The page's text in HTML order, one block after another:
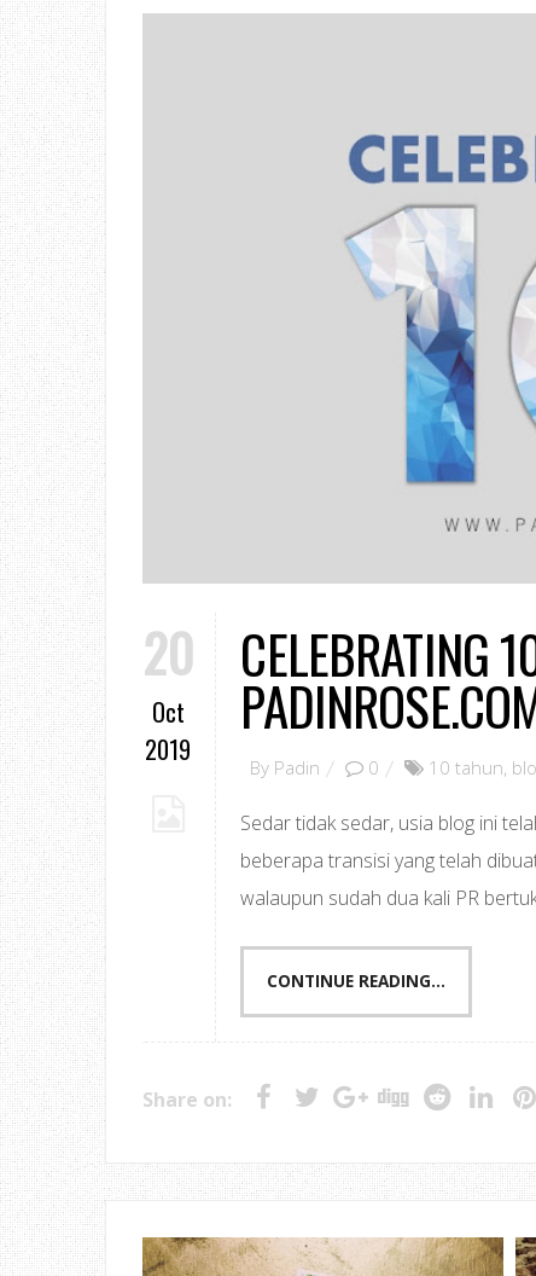
20
Oct
2019
CELEBRATING
By Padin 0 10 tahun,
Sedar tidak sedar, usia blog ini
beberapa transisi yang telah
walaupun sudah dua kali PR
CONTINUE READING...
Share on: